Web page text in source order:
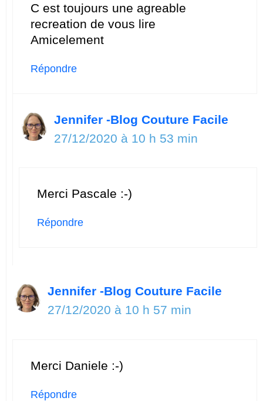
C est toujours une agreable
recreation de vous lire
Amicelement
Répondre
Jennifer -Blog Couture Facile
27/12/2020 à 10 h 53 min
Merci Pascale :-)
Répondre
Jennifer -Blog Couture Facile
27/12/2020 à 10 h 57 min
Merci Daniele :-)
Répondre